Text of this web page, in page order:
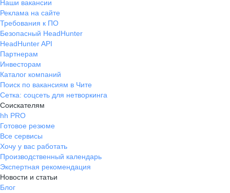
Наши вакансии
Реклама на сайте
Требования к ПО
Безопасный HeadHunter
HeadHunter API
Партнерам
Инвесторам
Каталог компаний
Поиск по вакансиям в Чите
Сетка: соцсеть для нетворкинга
Соискателям
hh PRO
Готовое резюме
Все сервисы
Хочу у вас работать
Производственный календарь
Экспертная рекомендация
Новости и статьи
Блог